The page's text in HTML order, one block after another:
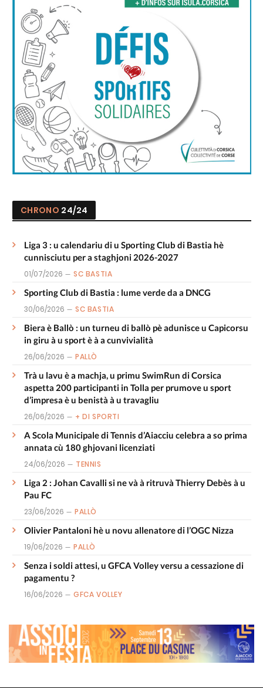
CHRONO 24/24
Liga 3 : u calendariu di u Sporting Club di Bastia hè
cunnisciutu per a staghjoni 2026-2027
01/07/2026 SC BASTIA
Sporting Club di Bastia : lume verde da a DNCG
30/06/2026 SC BASTIA
Biera è Ballò : un turneu di ballò pè adunisce u Capicorsu
in giru à u sport è à a cunvivialità
26/06/2026 PALLÒ
Trà u lavu è a machja, u primu SwimRun di Corsica
aspetta 200 participanti in Tolla per prumove u sport
d’impresa è u benistà à u travagliu
26/06/2026 + DI SPORTI
A Scola Municipale di Tennis d’Aiacciu celebra a so prima
annata cù 180 ghjovani licenziati
24/06/2026 TENNIS
Liga 2 : Johan Cavalli si ne và à ritruvà Thierry Debès à u
Pau FC
23/06/2026 PALLÒ
Olivier Pantaloni hè u novu allenatore di l’OGC Nizza
19/06/2026 PALLÒ
Senza i soldi attesi, u GFCA Volley versu a cessazione di
pagamentu ?
16/06/2026 GFCA VOLLEY